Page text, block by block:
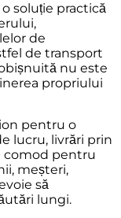
soluție practică
de
de transport
nu este
propriului
pentru o
lucru, livrări prin
comod pentru
meșteri,
să
lungi.